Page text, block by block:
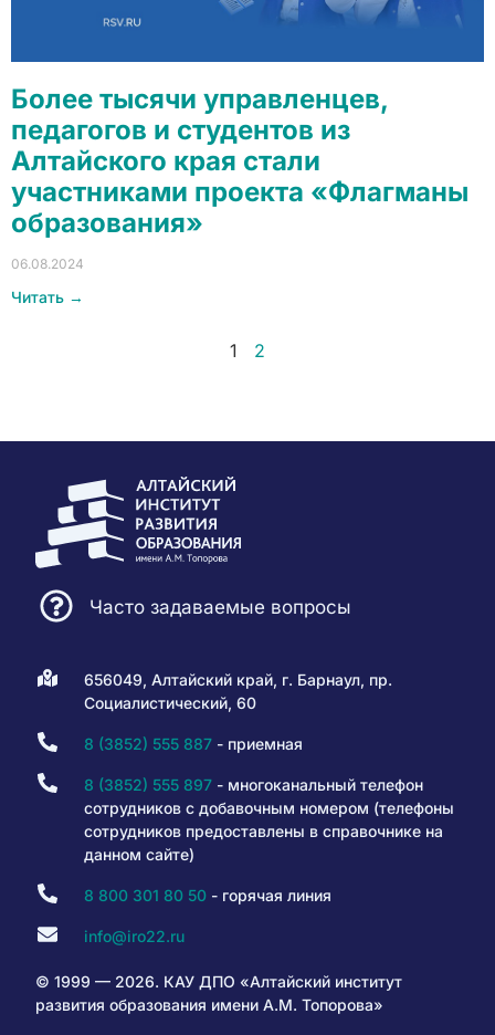
Более тысячи управленцев,
педагогов и студентов из
Алтайского края стали
участниками проекта «Флагманы
образования»
06.08.2024
Читать →
1 2
Часто задаваемые вопросы
656049, Алтайский край, г. Барнаул, пр.
Социалистический, 60
8 (3852) 555 887- приемная
8 (3852) 555 897- многоканальный телефон
сотрудников с добавочным номером (телефоны
сотрудников предоставлены в справочнике на
данном сайте)
8 800 301 80 50- горячая линия
info@iro22.ru
© 1999 — 2026. КАУ ДПО «Алтайский институт
развития образования имени А.М. Топорова»